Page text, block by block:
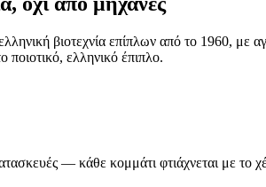
ελληνική βιοτεχνία επίπλων από το 1960, με
ελληνικό έπιπλο.
— κάθε κομμάτι φτιάχνεται με το